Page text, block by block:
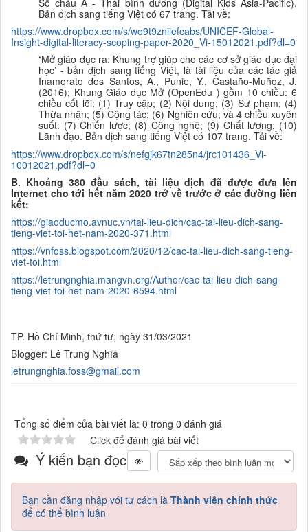
Bản dịch sang tiếng Việt có 67 trang. Tải về:
https://www.dropbox.com/s/wo9t9zniiefcabs/UNICEF-Global-
Insight-digital-literacy-scoping-paper-2020_Vi-15012021.pdf?dl=0
‘Mở giáo dục ra: Khung trợ giúp cho các cơ sở giáo dục đại
học’ - bản dịch sangtiếng Việt, là tài liệu của các tác giả
Inamorato dos Santos, A., Punie, Y., Castaño-Muñoz, J.
(2016); KhungGiáo dục Mở (OpenEdu ) gồm 10 chiều: 6
chiều cốt lõi: (1) Truy cập; (2) Nội dung; (3) Sư phạm; (4)
Thừa nhận; (5) Cộng tác; (6) Nghiên cứu; và 4 chiều xuyên
suốt: (7) Chiến lược; (8) Công nghệ; (9) Chất lượng; (10)
Lãnh đạo. Bản dịch sang tiếng Việt có 107 trang. Tải về:
https://www.dropbox.com/s/nefgjk67tn285n4/jrc101436_Vi-
10012021.pdf?dl=0
B. Khoảng 380đầu sách, tài liệu dịch đã được đưa lên
Internet cho tới hết năm 2020trở về trước ở các đường liên
kết:
https://giaoducmo.avnuc.vn/tai-lieu-dich/cac-tai-lieu-dich-sang-
tieng-viet-toi-het-nam-2020-371.html
https://vnfoss.blogspot.com/2020/12/cac-tai-lieu-dich-sang-tieng-
viet-toi.html
https://letrungnghia.mangvn.org/Author/cac-tai-lieu-dich-sang-
tieng-viet-toi-het-nam-2020-6594.html
TP. Hồ Chí Minh, thứ tư, ngày 31/03/2021
Blogger: Lê Trung Nghĩa
letrungnghia.foss@gmail.com
Tổng số điểm của bài viết là: 0 trong 0 đánh giá
Click để đánh giá bài viết
Ý kiến bạn đọc
Bạn cần đăng nhập với tư cách là Thành viên chính thức
để có thể bình luận